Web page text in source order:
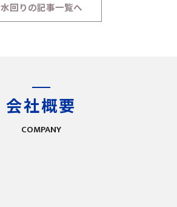
水回りの記事一覧へ
会社概要
COMPANY